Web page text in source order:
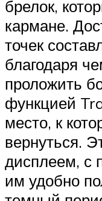
брелок,
кармане.
точек
благодаря
проложить
функцией
место, к
вернуться.
дисплеем, с
им удобно